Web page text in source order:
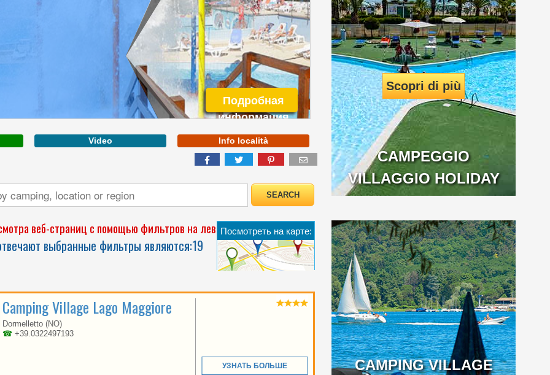
Подробная
Video Info località
веб-страниц с помощью фильтров на левой
выбранные фильтры являются:19
Посмотреть на карте:
Camping Village Lago Maggiore
Dormelletto (NO)
☎ +39.0322497193
УЗНАТЬ БОЛЬШЕ
CAMPEGGIO
VILLAGGIO HOLIDAY
Scopri di più
LAKE MAGGIORE. THE
GREAT SHOW AS A
GIFT OF NATURE
CAMPING VILLAGE